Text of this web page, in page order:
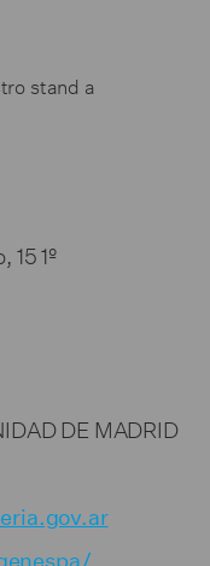
stand a
1º
DE MADRID